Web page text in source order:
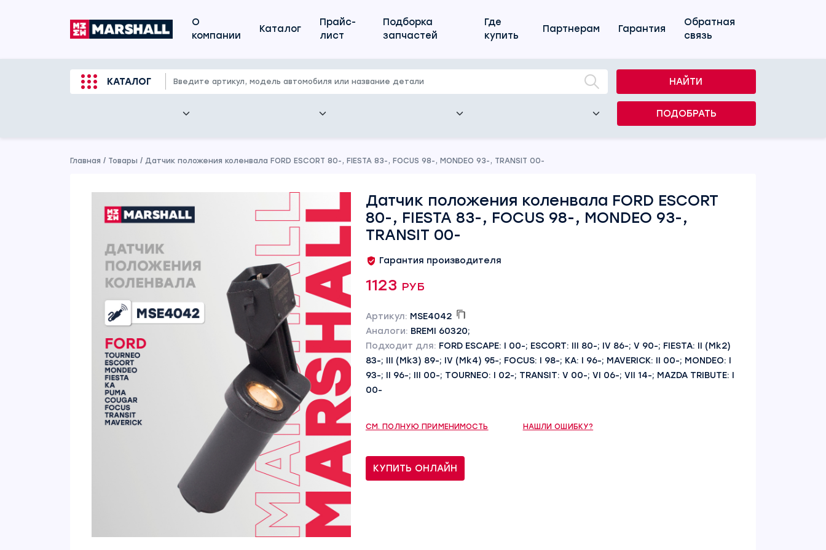
О
компании
Каталог
Прайс-
лист
Подборка
запчастей
Где
купить
Партнерам Гарантия
Обратная
связь
КАТАЛОГ НАЙТИ
ПОДОБРАТЬ
Главная / Товары / Датчик положения коленвала FORD ESCORT 80-, FIESTA 83-, FOCUS 98-, MONDEO 93-, TRANSIT 00-
Датчик положения коленвала FORD ESCORT
80-, FIESTA 83-, FOCUS 98-, MONDEO 93-,
TRANSIT 00-
Гарантия производителя
1123 руб
Артикул: MSE4042
Аналоги: BREMI 60320;
Подходит для: FORD ESCAPE: I 00-; ESCORT: III 80-; IV 86-; V 90-; FIESTA: II (Mk2)
83-; III (Mk3) 89-; IV (Mk4) 95-; FOCUS: I 98-; KA: I 96-; MAVERICK: II 00-; MONDEO: I
93-; II 96-; III 00-; TOURNEO: I 02-; TRANSIT: V 00-; VI 06-; VII 14-; MAZDA TRIBUTE: I
00-
СМ. ПОЛНУЮ ПРИМЕНИМОСТЬ НАШЛИ ОШИБКУ?
КУПИТЬ ОНЛАЙН